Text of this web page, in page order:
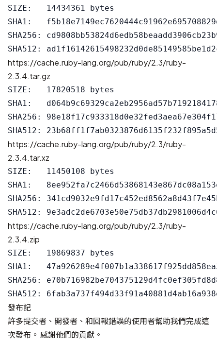
SIZE:   14434361 bytes
SHA1:
SHA256:
https://cache.ruby-lang.org/pub/ruby/2.3/ruby-
2.3.4.tar.gz
SIZE:   17820518 bytes
SHA1:
SHA256:
https://cache.ruby-lang.org/pub/ruby/2.3/ruby-
2.3.4.tar.xz
SIZE:   11450108 bytes
SHA1:
SHA256:
https://cache.ruby-lang.org/pub/ruby/2.3/ruby-
2.3.4.zip
SIZE:   19869837 bytes
SHA1:
SHA256:
發布記
許多提交者、開發者、和回報錯誤的使用者幫助我們完成這
次發布。 感謝他們的貢獻。